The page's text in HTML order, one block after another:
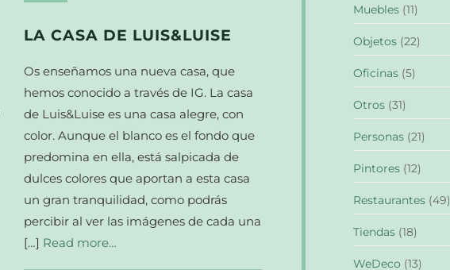
LA CASA DE LUIS&LUISE
Os enseñamos una nueva casa, que
hemos conocido a través de IG. La casa
de Luis&Luise es una casa alegre, con
color. Aunque el blanco es el fondo que
predomina en ella, está salpicada de
dulces colores que aportan a esta casa
un gran tranquilidad, como podrás
percibir al ver las imágenes de cada una
[…] Read more…
Muebles (11)
Objetos (22)
Oficinas (5)
Otros (31)
Personas (21)
Pintores (12)
Restaurantes (49)
Tiendas (18)
WeDeco (13)